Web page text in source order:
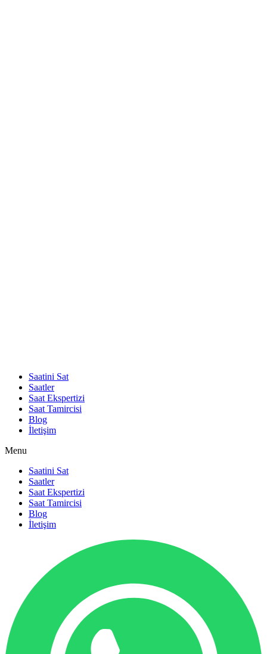
Saatini Sat
Saatler
Saat Ekspertizi
Saat Tamircisi
Blog
İletişim
Menu
Saatini Sat
Saatler
Saat Ekspertizi
Saat Tamircisi
Blog
İletişim